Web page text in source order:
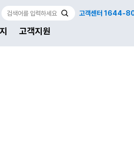
고객지원
고객센터 1644-